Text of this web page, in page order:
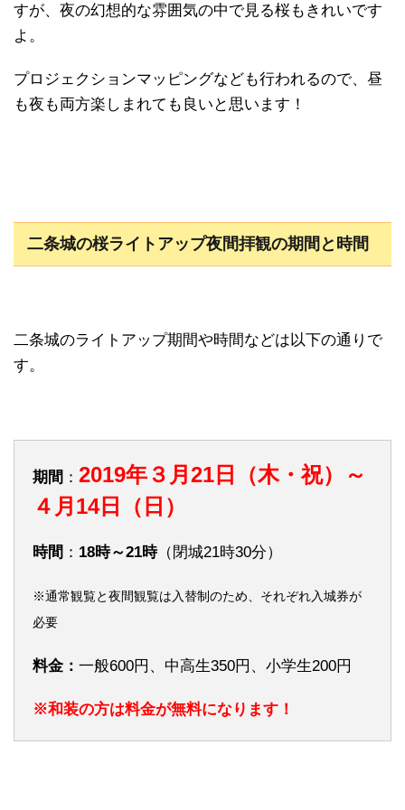
すが、夜の幻想的な雰囲気の中で見る桜もきれいです
よ。
プロジェクションマッピングなども行われるので、昼
も夜も両方楽しまれても良いと思います！
二条城の桜ライトアップ夜間拝観の期間と時間
二条城のライトアップ期間や時間などは以下の通りで
す。
期間 ： 2019年３月21日（木・祝）～
４月14日（日）
時間 ： 18時～21時（閉城21時30分）
※通常観覧と夜間観覧は入替制のため、それぞれ入城券が
必要
料金： 一般600円、中高生350円、小学生200円
※和装の方は料金が無料になります！